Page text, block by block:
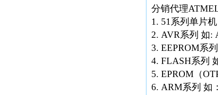
分销代理
1. 51系列单片
2. AVR系列 如:
3. EEPROM系
4. FLASH系列
5. EPROM（
6. ARM系列 如